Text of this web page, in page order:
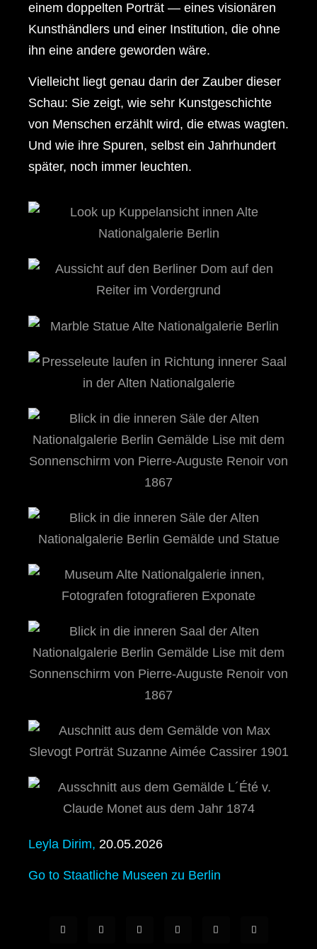
einem doppelten Porträt — eines visionären
Kunsthändlers und einer Institution, die ohne
ihn eine andere geworden wäre.
Vielleicht liegt genau darin der Zauber dieser
Schau: Sie zeigt, wie sehr Kunstgeschichte
von Menschen erzählt wird, die etwas wagten.
Und wie ihre Spuren, selbst ein Jahrhundert
später, noch immer leuchten.
Leyla Dirim, 20.05.2026
Go to Staatliche Museen zu Berlin